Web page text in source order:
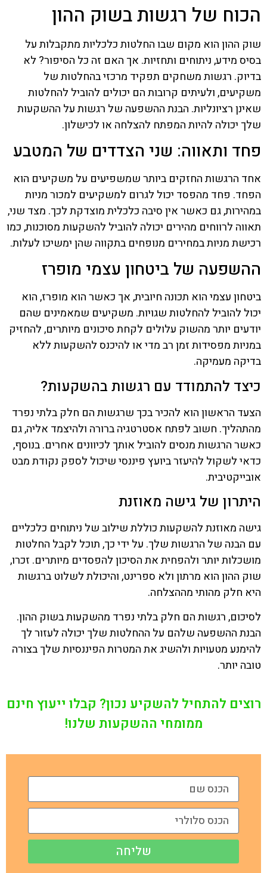
הכוח של רגשות בשוק ההון
שוק ההון הוא מקום שבו החלטות כלכליות מתקבלות על
בסיס מידע, ניתוחים ותחזיות. אך האם זה כל הסיפור? לא
בדיוק. רגשות משחקים תפקיד מרכזי בהחלטות של
משקיעים, ולעיתים קרובות הם יכולים להוביל להחלטות
שאינן רציונליות. הבנת ההשפעה של רגשות על ההשקעות
שלך יכולה להיות המפתח להצלחה או לכישלון.
פחד ותאווה: שני הצדדים של המטבע
אחד הרגשות החזקים ביותר שמשפיעים על משקיעים הוא
הפחד. פחד מהפסד יכול לגרום למשקיעים למכור מניות
במהירות, גם כאשר אין סיבה כלכלית מוצדקת לכך. מצד שני,
תאווה לרווחים מהירים יכולה להוביל להשקעות מסוכנות, כמו
רכישת מניות במחירים מנופחים בתקווה שהן ימשיכו לעלות.
ההשפעה של ביטחון עצמי מופרז
ביטחון עצמי הוא תכונה חיובית, אך כאשר הוא מופרז, הוא
יכול להוביל להחלטות שגויות. משקיעים שמאמינים שהם
יודעים יותר מהשוק עלולים לקחת סיכונים מיותרים, להחזיק
במניות מפסידות זמן רב מדי או להיכנס להשקעות ללא
בדיקה מעמיקה.
כיצד להתמודד עם רגשות בהשקעות?
הצעד הראשון הוא להכיר בכך שרגשות הם חלק בלתי נפרד
מהתהליך. חשוב לפתח אסטרטגיה ברורה ולהיצמד אליה, גם
כאשר הרגשות מנסים להוביל אותך לכיוונים אחרים. בנוסף,
כדאי לשקול להיעזר ביועץ פיננסי שיכול לספק נקודת מבט
אובייקטיבית.
היתרון של גישה מאוזנת
גישה מאוזנת להשקעות כוללת שילוב של ניתוחים כלכליים
עם הבנה של הרגשות שלך. על ידי כך, תוכל לקבל החלטות
מושכלות יותר ולהפחית את הסיכון להפסדים מיותרים. זכרו,
שוק ההון הוא מרתון ולא ספרינט, והיכולת לשלוט ברגשות
היא חלק מהותי מההצלחה.
לסיכום, רגשות הם חלק בלתי נפרד מהשקעות בשוק ההון.
הבנת ההשפעה שלהם על ההחלטות שלך יכולה לעזור לך
להימנע מטעויות ולהשיג את המטרות הפיננסיות שלך בצורה
טובה יותר.
רוצים להתחיל להשקיע נכון? קבלו ייעוץ חינם
ממומחי ההשקעות שלנו!
שליחה